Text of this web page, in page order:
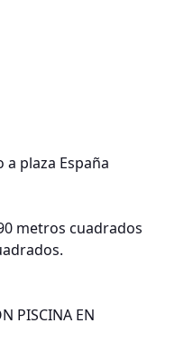
a plaza España
metros cuadrados